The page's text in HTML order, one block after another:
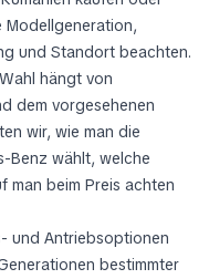
Modellgeneration,
und Standort beachten.
hängt von
dem vorgesehenen
wir, wie man die
Benz wählt, welche
man beim Preis achten
und Antriebsoptionen
bestimmter